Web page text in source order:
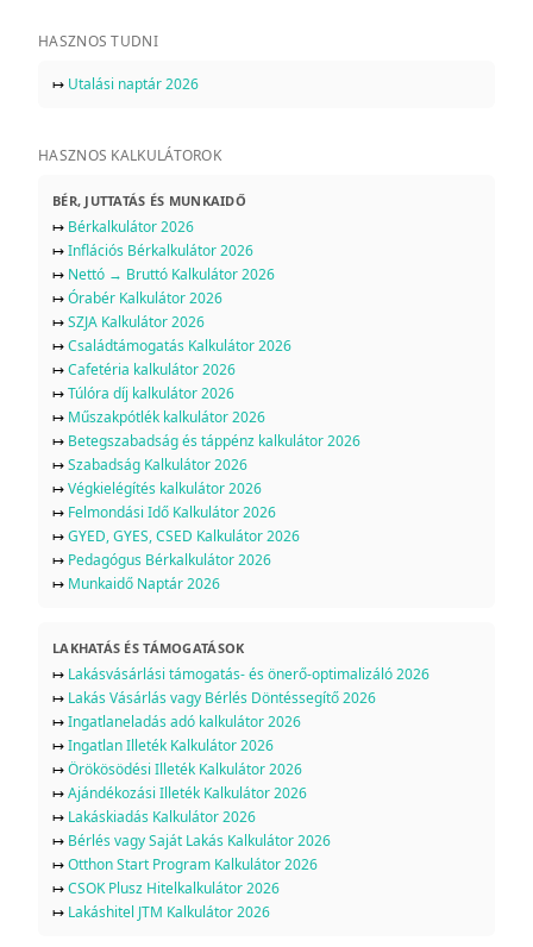
HASZNOS TUDNI
↦ Utalási naptár 2026
HASZNOS KALKULÁTOROK
BÉR, JUTTATÁS ÉS MUNKAIDŐ
↦ Bérkalkulátor 2026
↦Inflációs Bérkalkulátor 2026
↦ Nettó → Bruttó Kalkulátor 2026
↦Órabér Kalkulátor 2026
↦SZJA Kalkulátor 2026
↦Családtámogatás Kalkulátor 2026
↦Cafetéria kalkulátor 2026
↦Túlóra díj kalkulátor 2026
↦ Műszakpótlék kalkulátor 2026
↦ Betegszabadság és táppénz kalkulátor 2026
↦Szabadság Kalkulátor 2026
↦Végkielégítés kalkulátor 2026
↦ Felmondási Idő Kalkulátor 2026
↦GYED, GYES, CSED Kalkulátor 2026
↦ Pedagógus Bérkalkulátor 2026
↦ Munkaidő Naptár 2026
LAKHATÁS ÉS TÁMOGATÁSOK
↦ Lakásvásárlási támogatás- és önerő-optimalizáló 2026
↦ Lakás Vásárlás vagy Bérlés Döntéssegítő 2026
↦Ingatlaneladás adó kalkulátor 2026
↦Ingatlan Illeték Kalkulátor 2026
↦Örökösödési Illeték Kalkulátor 2026
↦Ajándékozási Illeték Kalkulátor 2026
↦ Lakáskiadás Kalkulátor 2026
↦ Bérlés vagy Saját Lakás Kalkulátor 2026
↦Otthon Start Program Kalkulátor 2026
↦CSOK Plusz Hitelkalkulátor 2026
↦ Lakáshitel JTM Kalkulátor 2026